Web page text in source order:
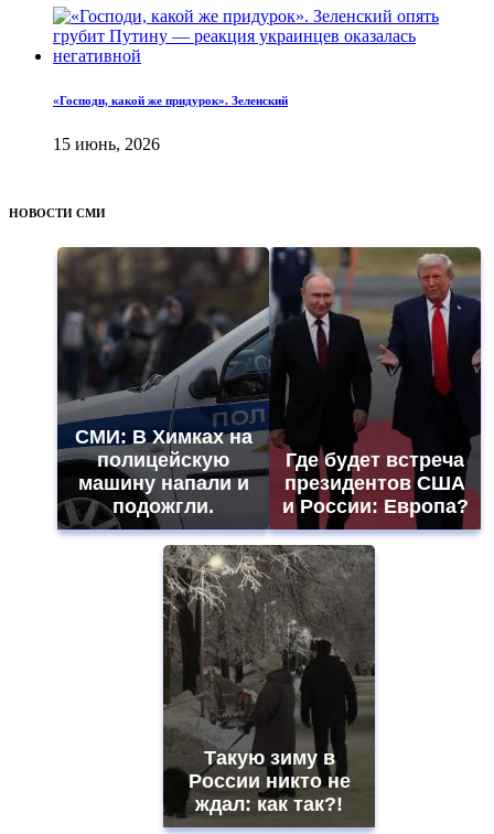
«Господи, какой же придурок». Зеленский
15 июнь, 2026
НОВОСТИ СМИ
СМИ: В Химках на
полицейскую
машину напали и
подожгли.
Где будет встреча
президентов США
и России: Европа?
Такую зиму в
России никто не
ждал: как так?!